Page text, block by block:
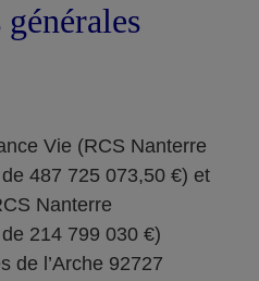
Vie (RCS Nanterre
487 725 073,50 €) et
Nanterre
214 799 030 €)
de l’Arche 92727